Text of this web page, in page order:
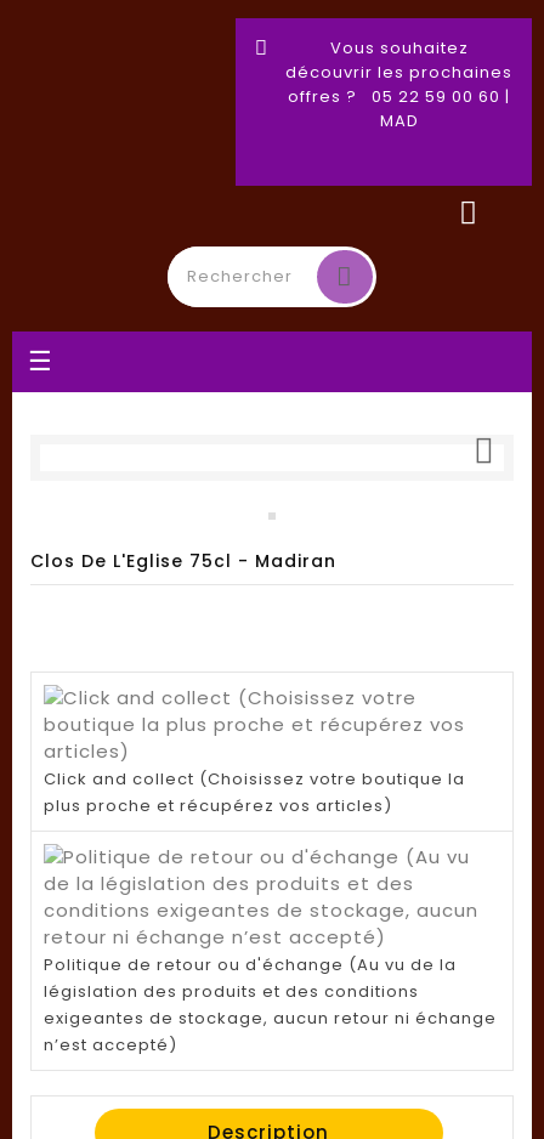
Vous souhaitez
découvrir les prochaines
offres ? 05 22 59 00 60 |
MAD
Basculer
la
☰

Clos De L'Eglise 75cl - Madiran
Click and collect (Choisissez votre boutique la
plus proche et récupérez vos articles)
Politique de retour ou d'échange (Au vu de la
législation des produits et des conditions
exigeantes de stockage, aucun retour ni échange
n’est accepté)
Description